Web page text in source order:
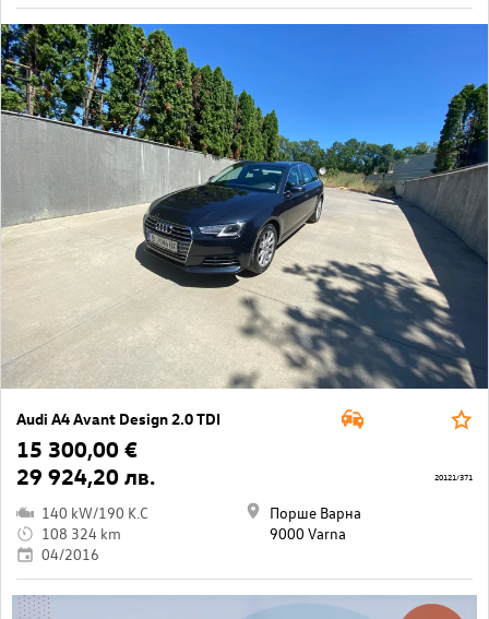
Audi A4 Avant Design 2.0 TDI
15 300,00 €
29 924,20 лв.
140 kW/190 K.C
108 324 km
04/2016
Порше Варна
9000 Varna
20121/371